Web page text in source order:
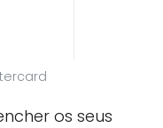
os seus